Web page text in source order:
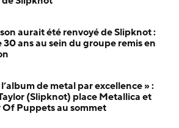
aurait été renvoyé de Slipknot :
30 ans au sein du groupe remis en
l’album de metal par excellence » :
(Slipknot) place Metallica et
Of Puppets au sommet